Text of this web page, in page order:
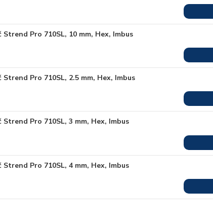
Strend Pro 710SL, 10 mm, Hex, Imbus
Strend Pro 710SL, 2.5 mm, Hex, Imbus
Strend Pro 710SL, 3 mm, Hex, Imbus
Strend Pro 710SL, 4 mm, Hex, Imbus